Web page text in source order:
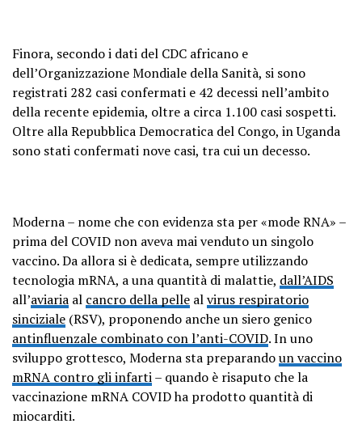
Finora, secondo i dati del CDC africano e
dell’Organizzazione Mondiale della Sanità, si sono
registrati 282 casi confermati e 42 decessi nell’ambito
della recente epidemia, oltre a circa 1.100 casi sospetti.
Oltre alla Repubblica Democratica del Congo, in Uganda
sono stati confermati nove casi, tra cui un decesso.
Moderna – nome che con evidenza sta per «mode RNA» –
prima del COVID non aveva mai venduto un singolo
vaccino. Da allora si è dedicata, sempre utilizzando
tecnologia mRNA, a una quantità di malattie, dall’AIDS
all’aviaria al cancro della pelle alvirus respiratorio
sinciziale (RSV), proponendo anche un siero genico
antinfluenzale combinato con l’anti-COVID. In uno
sviluppo grottesco, Moderna sta preparandoun vaccino
mRNA contro gli infarti– quando è risaputo che la
vaccinazione mRNA COVID ha prodotto quantità di
miocarditi.